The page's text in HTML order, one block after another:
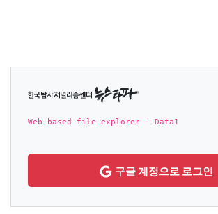
뉴스타파
Web based file explorer - Data1
구글 계정으로 로그인